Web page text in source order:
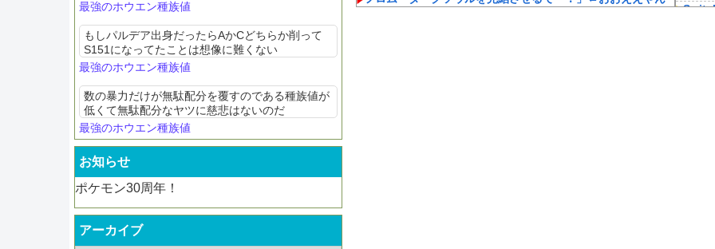
んなもん
最強のホウエン種族値
もしパルデア出身だったらAかCどちらか削って
S151になってたことは想像に難くない
最強のホウエン種族値
数の暴力だけが無駄配分を覆すのである種族値が
低くて無駄配分なヤツに慈悲はないのだ
最強のホウエン種族値
お知らせ
ポケモン30周年！
アーカイブ